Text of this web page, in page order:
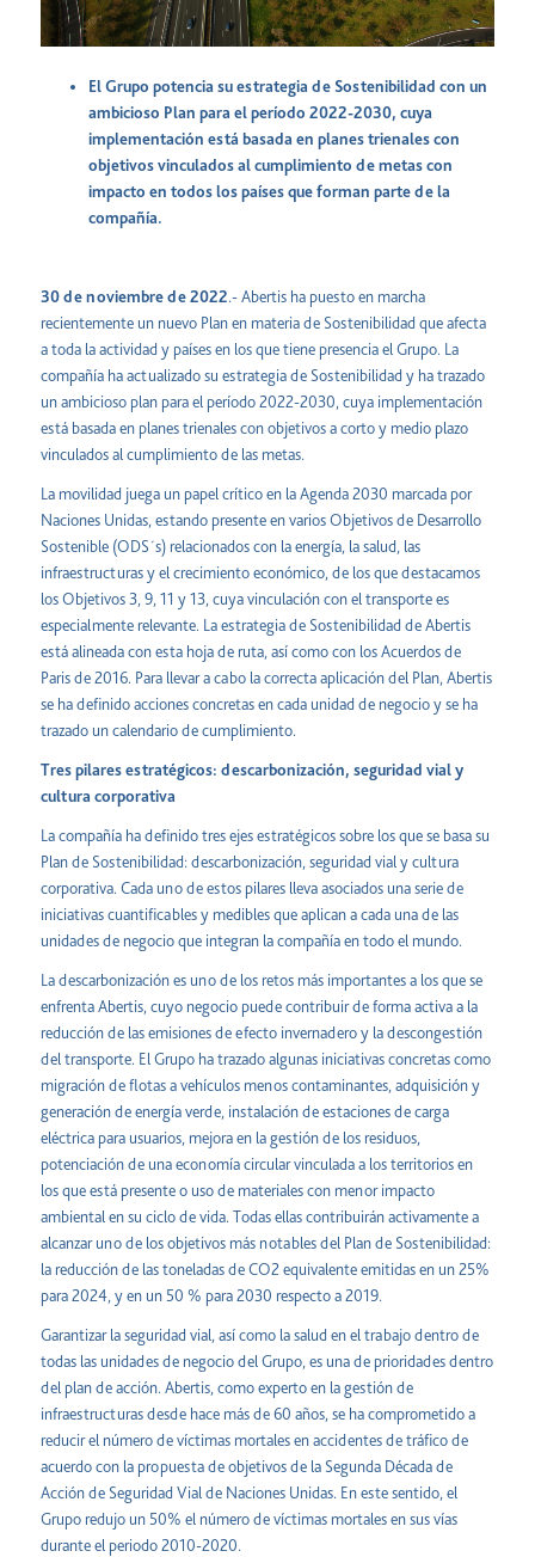
El Grupo potencia su estrategia de Sostenibilidad con un
ambicioso Plan para el período 2022-2030, cuya
implementación está basada en planes trienales con
objetivos vinculados al cumplimiento de metas con
impacto en todos los países que forman parte de la
compañía.
30 de noviembre de 2022.- Abertis ha puesto en marcha
recientemente un nuevo Plan en materia de Sostenibilidad que afecta
a toda la actividad y países en los que tiene presencia el Grupo. La
compañía ha actualizado su estrategia de Sostenibilidad y ha trazado
un ambicioso plan para el período 2022-2030, cuya implementación
está basada en planes trienales con objetivos a corto y medio plazo
vinculados al cumplimiento de las metas.
La movilidad juega un papel crítico en la Agenda 2030 marcada por
Naciones Unidas, estando presente en varios Objetivos de Desarrollo
Sostenible (ODS´s) relacionados con la energía, la salud, las
infraestructuras y el crecimiento económico, de los que destacamos
los Objetivos 3, 9, 11 y 13, cuya vinculación con el transporte es
especialmente relevante. La estrategia de Sostenibilidad de Abertis
está alineada con esta hoja de ruta, así como con los Acuerdos de
Paris de 2016. Para llevar a cabo la correcta aplicación del Plan, Abertis
se ha definido acciones concretas en cada unidad de negocio y se ha
trazado un calendario de cumplimiento.
Tres pilares estratégicos: descarbonización, seguridad vial y
cultura corporativa
La compañía ha definido tres ejes estratégicos sobre los que se basa su
Plan de Sostenibilidad: descarbonización, seguridad vial y cultura
corporativa. Cada uno de estos pilares lleva asociados una serie de
iniciativas cuantificables y medibles que aplican a cada una de las
unidades de negocio que integran la compañía en todo el mundo.
La descarbonización es uno de los retos más importantes a los que se
enfrenta Abertis, cuyo negocio puede contribuir de forma activa a la
reducción de las emisiones de efecto invernadero y la descongestión
del transporte. El Grupo ha trazado algunas iniciativas concretas como
migración de flotas a vehículos menos contaminantes, adquisición y
generación de energía verde, instalación de estaciones de carga
eléctrica para usuarios, mejora en la gestión de los residuos,
potenciación de una economía circular vinculada a los territorios en
los que está presente o uso de materiales con menor impacto
ambiental en su ciclo de vida. Todas ellas contribuirán activamente a
alcanzar uno de los objetivos más notables del Plan de Sostenibilidad:
la reducción de las toneladas de CO2 equivalente emitidas en un 25%
para 2024, y en un 50 % para 2030 respecto a 2019.
Garantizar la seguridad vial, así como la salud en el trabajo dentro de
todas las unidades de negocio del Grupo, es una de prioridades dentro
del plan de acción. Abertis, como experto en la gestión de
infraestructuras desde hace más de 60 años, se ha comprometido a
reducir el número de víctimas mortales en accidentes de tráfico de
acuerdo con la propuesta de objetivos de la Segunda Década de
Acción de Seguridad Vial de Naciones Unidas. En este sentido, el
Grupo redujo un 50% el número de víctimas mortales en sus vías
durante el periodo 2010-2020.